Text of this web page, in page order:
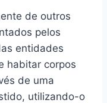
de outros
pelos
entidades
habitar corpos
de uma
utilizando-o